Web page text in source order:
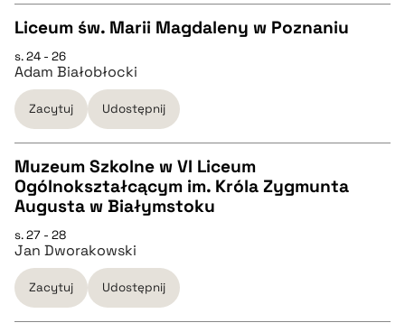
BIBTEX
pobierz cytat
CZYSTY TEKST
pobierz cytat
BIBTEX
pobierz cytat
Liceum św. Marii Magdaleny w Poznaniu
s. 24 - 26
Adam Białobłocki
Zacytuj Udostępnij
CZYSTY TEKST
pobierz cytat
BIBTEX
Muzeum Szkolne w VI Liceum
Ogólnokształcącym im. Króla Zygmunta
Augusta w Białymstoku
s. 27 - 28
Jan Dworakowski
Zacytuj Udostępnij